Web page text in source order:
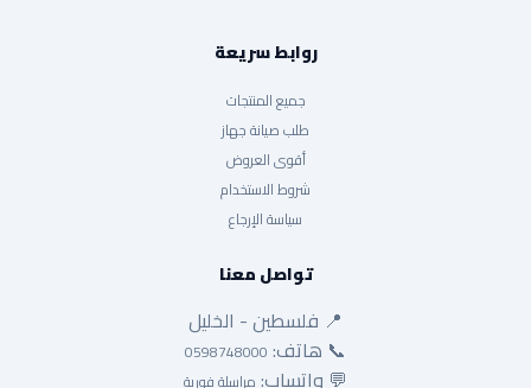
روابط سريعة
جميع المنتجات
طلب صيانة جهاز
أقوى العروض
شروط الاستخدام
سياسة الإرجاع
تواصل معنا
📍 فلسطين - الخليل
📞 هاتف: 0598748000
💬 واتساب: مراسلة فورية